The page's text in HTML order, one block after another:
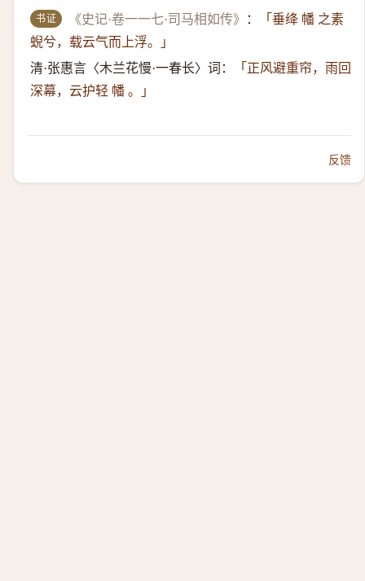
书证 《史记·卷一一七·司马相如传》 ：
「垂绛 幡 之素
蜺兮，载云气而上浮。」
清·张惠言〈木兰花慢·一春长〉词：
「正风避重帘，雨回
深幕，云护轻 幡 。」
反馈